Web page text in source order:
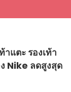
าแตะ รองเท้า
Nike ลดสูงสุด